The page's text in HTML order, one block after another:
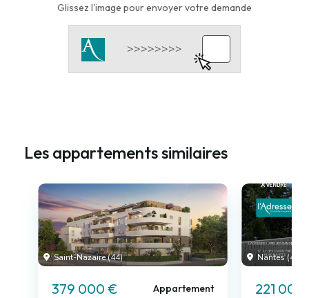
Glissez l'image pour envoyer votre demande
Les appartements similaires
Saint-Nazaire (44)
379 000 € Appartement
Nantes (44)
221